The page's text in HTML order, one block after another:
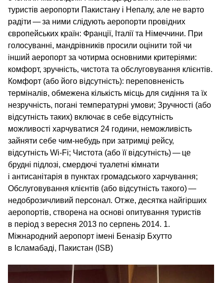
туристів аеропорти Пакистану і Непалу, але не варто
радіти — за ними слідують аеропорти провідних
європейських країн: Франції, Італії та Німеччини. При
голосуванні, мандрівників просили оцінити той чи
інший аеропорт за чотирма основними критеріями:
комфорт, зручність, чистота та обслуговування клієнтів.
Комфорт (або його відсутність): переповненість
терміналів, обмежена кількість місць для сидіння та їх
незручність, погані температурні умови; Зручності (або
відсутність таких) включає в себе відсутність
можливості харчуватися 24 години, неможливість
зайняти себе чим-небудь при затримці рейсу,
відсутність Wi-Fi; Чистота (або її відсутність) — це
брудні підлозі, смердючі туалетні кімнати
і антисанітарія в пунктах громадського харчування;
Обслуговування клієнтів (або відсутність такого) —
недоброзичливий персонал. Отже, десятка найгірших
аеропортів, створена на основі опитування туристів
в період з вересня 2013 по серпень 2014. 1.
Міжнародний аеропорт імені Беназір Бхутто
в Ісламабаді, Пакистан (ISB)